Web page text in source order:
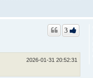
3
2026-01-31 20:52:31